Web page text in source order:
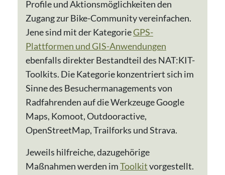
Profile und Aktionsmöglichkeiten den
Zugang zur Bike-Community vereinfachen.
Jene sind mit der KategorieGPS-
Plattformen und GIS-Anwendungen
ebenfalls direkter Bestandteil des NAT:KIT-
Toolkits. Die Kategorie konzentriert sich im
Sinne des Besuchermanagements von
Radfahrenden auf die Werkzeuge Google
Maps, Komoot, Outdooractive,
OpenStreetMap, Trailforks und Strava.
Jeweils hilfreiche, dazugehörige
Maßnahmen werden imToolkitvorgestellt.